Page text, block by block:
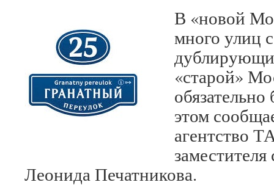
В «новой
много улиц
«старой»
этом
агентство
Леонида Печатникова.